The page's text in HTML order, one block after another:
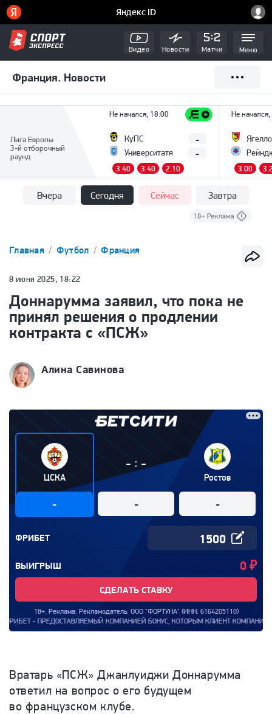
Видео Новости Матчи Меню
Франция. Новости
Лига Европы
3-й отборочный
раунд
Не начался, 18:00
КуПС
Университатя
-
-
3.40 3.40 2.10
Не
3.00
Вчера Сегодня Сейчас Завтра
Главная Футбол Франция
8 июня 2025, 18:22
Доннарумма заявил, что пока не
принял решения о продлении
контракта с «ПСЖ»
Алина Савинова
ЦСКА
-
- : -
-
Ростов
-
ФРИБЕТ
ВЫИГРЫШ 0 ₽
СДЕЛАТЬ СТАВКУ
18+. Реклама. Рекламодатель: ООО "ФОРТУНА" (ИНН: 6164205110)
КОМПАНИЕЙ БОНУС, КОТОРЫМ КЛИЕНТ КОМПАНИИ МОЖЕТ
Вратарь «ПСЖ» Джанлуиджи Доннарумма
ответил на вопрос о его будущем
во французском клубе.